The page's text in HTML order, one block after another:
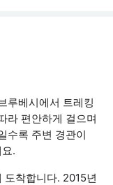
루베시에서 트레킹
라 편안하게 걸으며
수록 주변 경관이
.
도착합니다. 2015년